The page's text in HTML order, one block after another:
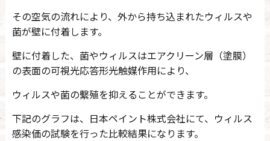
その空気の流れにより、外から持ち込まれたウィルスや
菌が壁に付着します。
壁に付着した、菌やウィルスはエアクリーン層（塗膜）
の表面の可視光応答形光触媒作用により、
ウィルスや菌の繫殖を抑えることができます。
下記のグラフは、日本ペイント株式会社にて、ウィルス
感染価の試験を行った比較結果になります。